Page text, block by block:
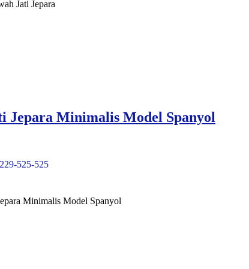
Jati Jepara
Jepara Minimalis Model Spanyol
525-525
Minimalis Model Spanyol